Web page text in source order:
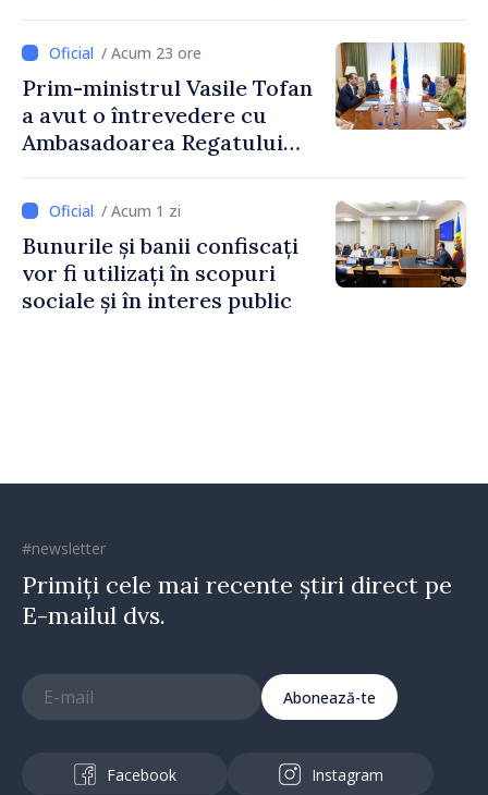
2027
/ Acum 23 ore
Prim-ministrul Vasile Tofan
a avut o întrevedere cu
Ambasadoarea Regatului
Irlandei de Nord, Fern
Horine / Acum 1 zi
Bunurile și banii confiscați
vor fi utilizați în scopuri
sociale și în interes public
#newsletter
Primiți cele mai recente știri direct pe
E-mailul dvs.
Abonează-te
Facebook Instagram